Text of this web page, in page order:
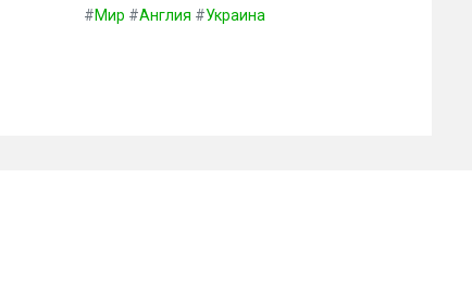
#Мир #Англия #Украина